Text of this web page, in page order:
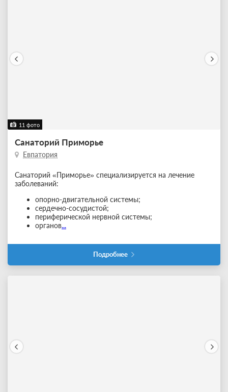
11 фото
Санаторий Приморье
Евпатория
Санаторий «Приморье» специализируется на лечение
заболеваний:
опорно-двигательной системы;
сердечно-сосудистой;
периферической нервной системы;
органов...
Подробнее